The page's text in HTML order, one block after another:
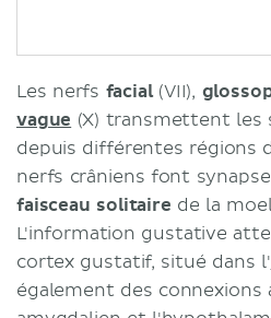
Les nerfs facial(VII),
vague (X) transmettent les
depuis différentes régions
nerfs crâniens font
faisceau solitaire de la
L'information gustative
cortex gustatif, situé dans l'
également des connexions